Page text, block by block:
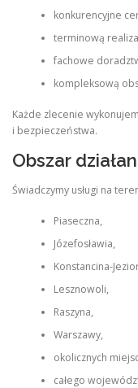
konkurencyjne
terminową
fachowe
kompleksową
Każde zlecenie
i bezpieczeństwa.
Obszar
Świadczymy usługi na
Piaseczna,
Józefosławia,
Konstancina-
Lesznowoli,
Raszyna,
Warszawy,
okolicznych
całego